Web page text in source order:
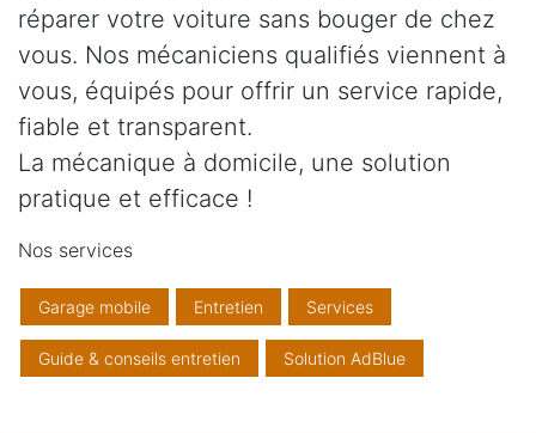
réparer votre voiture sans bouger de chez
vous. Nos mécaniciens qualifiés viennent à
vous, équipés pour offrir un service rapide,
fiable et transparent.
La mécanique à domicile, une solution
pratique et efficace !
Nos services
Garage mobile Entretien Services
Guide & conseils entretien Solution AdBlue